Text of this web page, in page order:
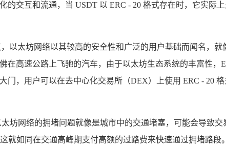
的交互和流通，当 USDT 以 ERC - 20 格式存在时，它实
以太坊网络以其较高的安全性和广泛的用户基础而闻名，
在高速公路上飞驰的汽车，由于以太坊生态系统的丰富性
门，用户可以在去中心化交易所（DEX）上使用 ERC - 20
坊网络的拥堵问题就像是城市中的交通堵塞，可能会导致
就如同在交通高峰期支付高额的过路费来快速通过拥堵路段。